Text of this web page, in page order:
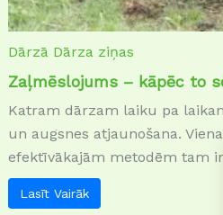
Dārzā Dārza ziņas
Zaļmēslojums – kāpēc to
Katram dārzam laiku pa
un augsnes atjaunošana.
efektīvākajām metodēm tam
Lasīt Vairāk